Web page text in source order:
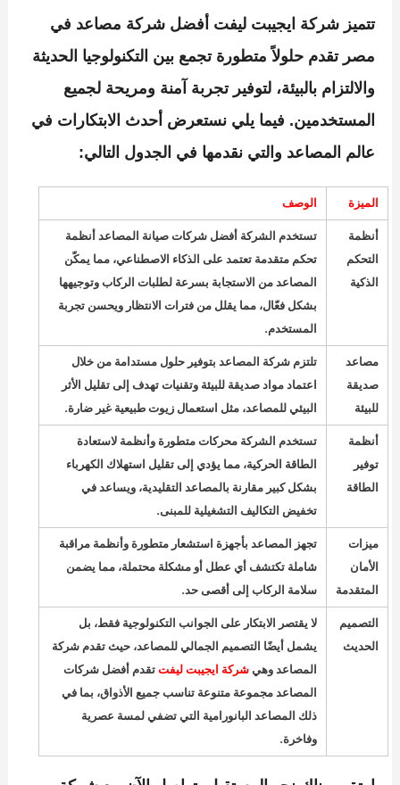
تتميز شركة ايجيبت ليفت أفضل شركة مصاعد في
مصر تقدم حلولاً متطورة تجمع بين التكنولوجيا الحديثة
والالتزام بالبيئة، لتوفير تجربة آمنة ومريحة لجميع
المستخدمين. فيما يلي نستعرض أحدث الابتكارات في
عالم المصاعد والتي نقدمها في الجدول التالي:
الميزة
الوصف
أنظمة
التحكم
الذكية
تستخدم الشركة أفضل شركات صيانة المصاعد أنظمة
تحكم متقدمة تعتمد على الذكاء الاصطناعي، مما يمكّن
المصاعد من الاستجابة بسرعة لطلبات الركاب وتوجيهها
بشكل فعّال، مما يقلل من فترات الانتظار ويحسن تجربة
المستخدم.
مصاعد
صديقة
للبيئة
تلتزم شركة المصاعد بتوفير حلول مستدامة من خلال
اعتماد مواد صديقة للبيئة وتقنيات تهدف إلى تقليل الأثر
البيئي للمصاعد، مثل استعمال زيوت طبيعية غير ضارة.
أنظمة
توفير
الطاقة
تستخدم الشركة محركات متطورة وأنظمة لاستعادة
الطاقة الحركية، مما يؤدي إلى تقليل استهلاك الكهرباء
بشكل كبير مقارنة بالمصاعد التقليدية، ويساعد في
تخفيض التكاليف التشغيلية للمبنى.
ميزات
الأمان
المتقدمة
تجهز المصاعد بأجهزة استشعار متطورة وأنظمة مراقبة
شاملة تكتشف أي عطل أو مشكلة محتملة، مما يضمن
سلامة الركاب إلى أقصى حد.
التصميم
الحديث
لا يقتصر الابتكار على الجوانب التكنولوجية فقط، بل
يشمل أيضًا التصميم الجمالي للمصاعد، حيث تقدم شركة
المصاعد وهي شركة ايجيبت ليفتتقدم أفضل شركات
المصاعد مجموعة متنوعة تناسب جميع الأذواق، بما في
ذلك المصاعد البانورامية التي تضفي لمسة عصرية
وفاخرة.